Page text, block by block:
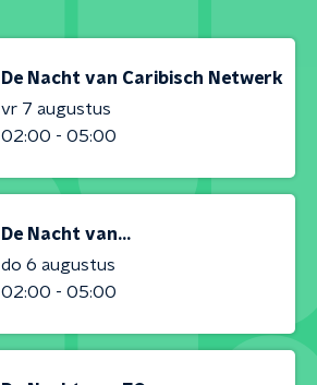
De Nacht van Caribisch Netwerk
vr 7 augustus
02:00 - 05:00
De Nacht van...
do 6 augustus
02:00 - 05:00